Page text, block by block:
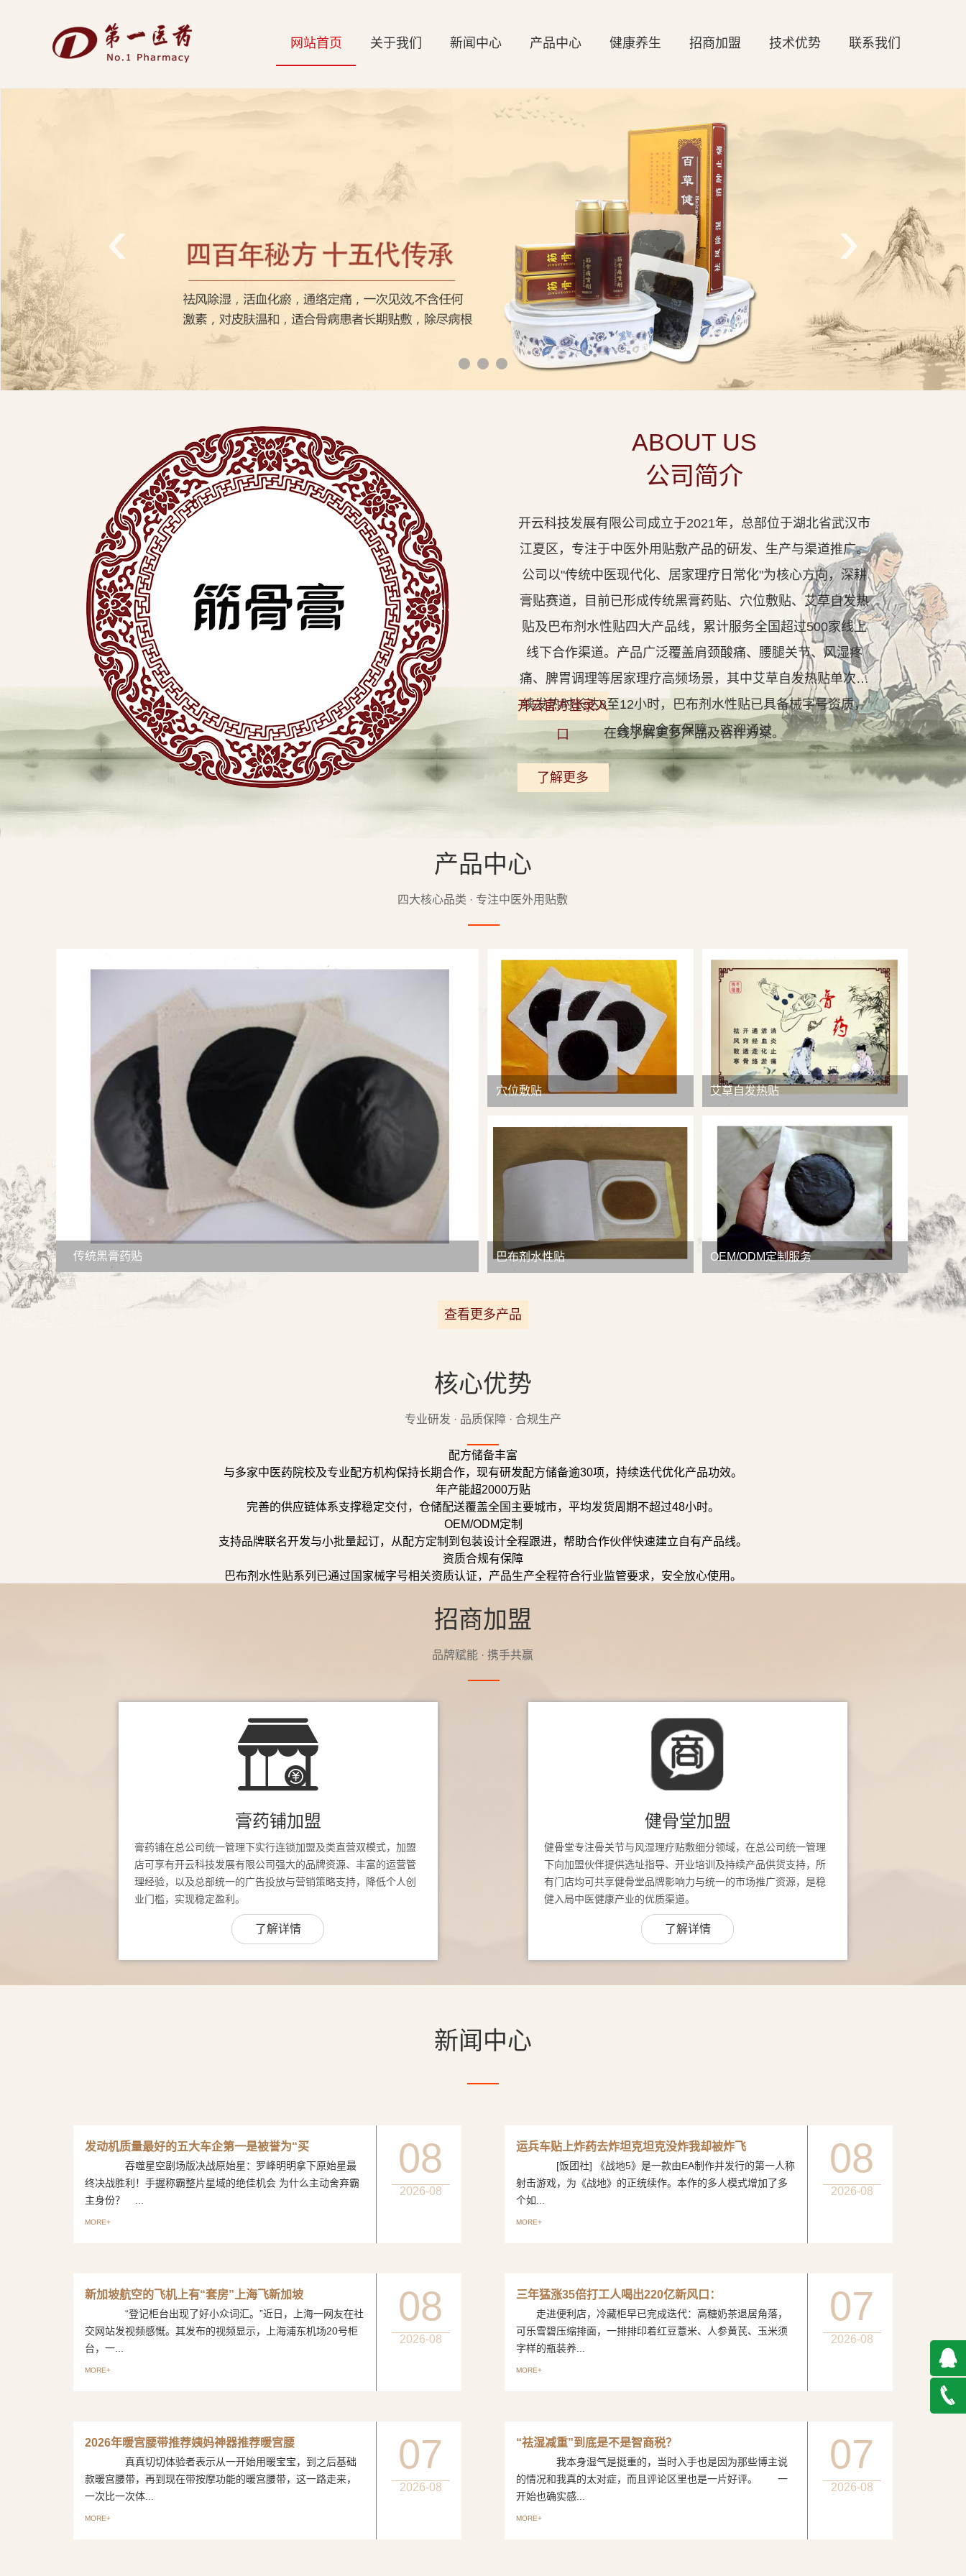
网
科
技
发
展
有
业
牌
网站首页 关于我们 新闻中心 产品中心 健康养生 招商加盟 技术优势 联系我们
‹ ›
ABOUT US
公司简介
开云科技发展有限公司成立于2021年，总部位于湖北省武汉市
江夏区，专注于中医外用贴敷产品的研发、生产与渠道推广。
公司以"传统中医现代化、居家理疗日常化"为核心方向，深耕
膏贴赛道，目前已形成传统黑膏药贴、穴位敷贴、艾草自发热
贴及巴布剂水性贴四大产品线，累计服务全国超过500家线上
线下合作渠道。产品广泛覆盖肩颈酸痛、腰腿关节、风湿疼
痛、脾胃调理等居家理疗高频场景，其中艾草自发热贴单次持
续发热时长达8至12小时，巴布剂水性贴已具备械字号资质，
合规安全有保障。欢迎通过
开云官方登录入
口
在线了解更多产品及合作方案。
了解更多
产品中心
四大核心品类 · 专注中医外用贴敷
传统黑膏药贴
查看详情
穴位敷贴 艾草自发热贴
巴布剂水性贴
查看详情
OEM/ODM定制服务
查看详情
查看更多产品
核心优势
专业研发 · 品质保障 · 合规生产
配方储备丰富
与多家中医药院校及专业配方机构保持长期合作，现有研发配方储备逾30项，持续迭代优化产品功效。
年产能超2000万贴
完善的供应链体系支撑稳定交付，仓储配送覆盖全国主要城市，平均发货周期不超过48小时。
OEM/ODM定制
支持品牌联名开发与小批量起订，从配方定制到包装设计全程跟进，帮助合作伙伴快速建立自有产品线。
资质合规有保障
巴布剂水性贴系列已通过国家械字号相关资质认证，产品生产全程符合行业监管要求，安全放心使用。
招商加盟
品牌赋能 · 携手共赢
膏药铺加盟
膏药铺在总公司统一管理下实行连锁加盟及类直营双模式，加盟
店可享有开云科技发展有限公司强大的品牌资源、丰富的运营管
理经验，以及总部统一的广告投放与营销策略支持，降低个人创
业门槛，实现稳定盈利。
了解详情
健骨堂加盟
健骨堂专注骨关节与风湿理疗贴敷细分领域，在总公司统一管理
下向加盟伙伴提供选址指导、开业培训及持续产品供货支持，所
有门店均可共享健骨堂品牌影响力与统一的市场推广资源，是稳
健入局中医健康产业的优质渠道。
了解详情
新闻中心
发动机质量最好的五大车企第一是被誉为“买
吞噬星空剧场版决战原始星：罗峰明明拿下原始星最
终决战胜利！手握称霸整片星域的绝佳机会 为什么主动舍弃霸
主身份？ ...
MORE+
08
2026-08
运兵车贴上炸药去炸坦克坦克没炸我却被炸飞
[饭团社] 《战地5》是一款由EA制作并发行的第一人称
射击游戏，为《战地》的正统续作。本作的多人模式增加了多
个如...
MORE+
08
2026-08
新加坡航空的飞机上有“套房”上海飞新加坡
“登记柜台出现了好小众词汇。”近日，上海一网友在社
交网站发视频感慨。其发布的视频显示，上海浦东机场20号柜
台，一...
MORE+
08
2026-08
三年猛涨35倍打工人喝出220亿新风口：
走进便利店，冷藏柜早已完成迭代：高糖奶茶退居角落，
可乐雪碧压缩排面，一排排印着红豆薏米、人参黄芪、玉米须
字样的瓶装养...
MORE+
07
2026-08
2026年暖宫腰带推荐姨妈神器推荐暖宫腰
真真切切体验者表示从一开始用暖宝宝，到之后基础
款暖宫腰带，再到现在带按摩功能的暖宫腰带，这一路走来，
一次比一次体...
MORE+
07
2026-08
“祛湿减重”到底是不是智商税？
我本身湿气是挺重的，当时入手也是因为那些博主说
的情况和我真的太对症，而且评论区里也是一片好评。 一
开始也确实感...
MORE+
07
2026-08
QQ在